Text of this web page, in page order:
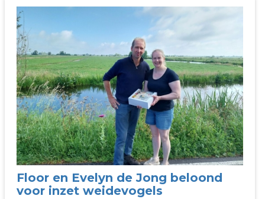
Floor en Evelyn de Jong beloond
voor inzet weidevogels